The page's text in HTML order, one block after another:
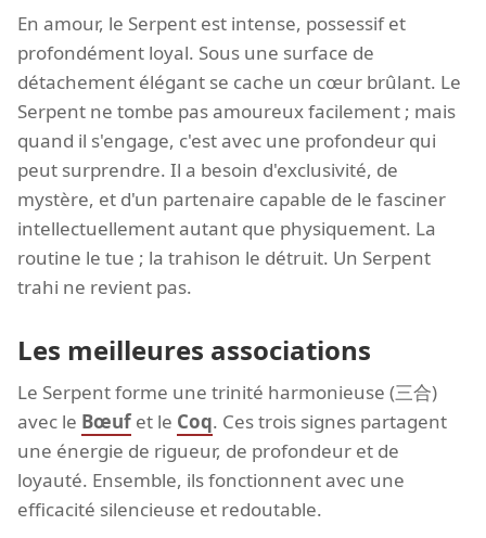
En amour, le Serpent est intense, possessif et
profondément loyal. Sous une surface de
détachement élégant se cache un cœur brûlant. Le
Serpent ne tombe pas amoureux facilement ; mais
quand il s'engage, c'est avec une profondeur qui
peut surprendre. Il a besoin d'exclusivité, de
mystère, et d'un partenaire capable de le fasciner
intellectuellement autant que physiquement. La
routine le tue ; la trahison le détruit. Un Serpent
trahi ne revient pas.
Les meilleures associations
Le Serpent forme une trinité harmonieuse (三合)
avec le Bœufet le Coq. Ces trois signes partagent
une énergie de rigueur, de profondeur et de
loyauté. Ensemble, ils fonctionnent avec une
efficacité silencieuse et redoutable.